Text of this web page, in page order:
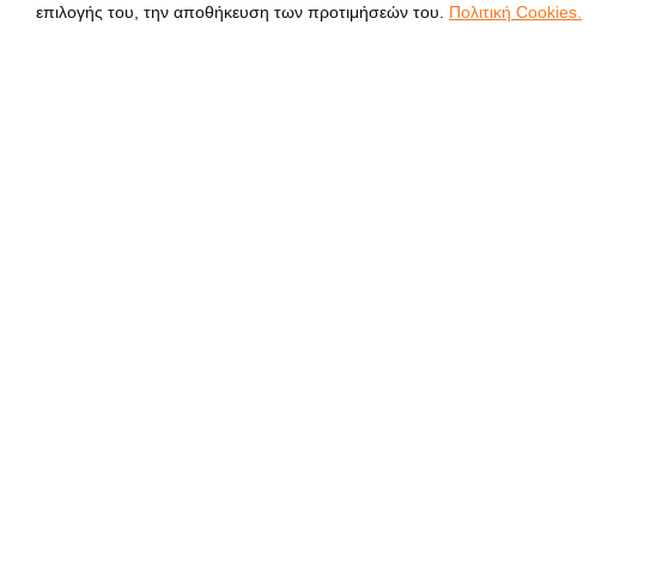
επιλογής του, την αποθήκευση των προτιμήσεών του.
Πολιτική Cookies.